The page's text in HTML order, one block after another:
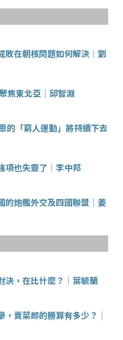
敗在朝核問題如何解決│劉
焦東北亞│邱智淵
的「窮人運動」將持續下去
項也失靈了│李中邦
的炮艦外交及四國聯盟│姜
決，在比什麼？│葉毓蘭
，賣菜郎的勝算有多少？│